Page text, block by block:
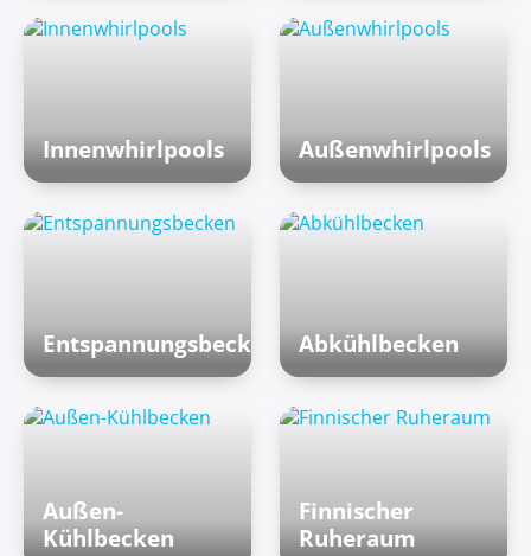
Innenwhirlpools Außenwhirlpools
Entspannungsbecken Abkühlbecken
Außen-
Kühlbecken
Finnischer
Ruheraum